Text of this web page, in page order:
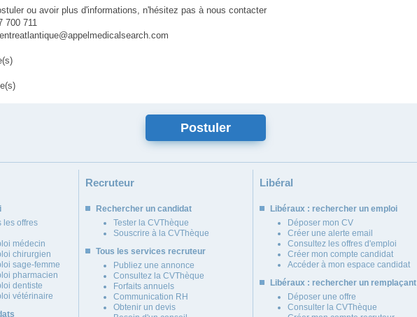
ou avoir plus d'informations, n'hésitez pas à nous contacter
700 711
les offres
médecin
chirurgien
sage-femme
pharmacien
dentiste
vétérinaire
Recruteur
Rechercher un candidat
Tester la CVThèque
Souscrire à la CVThèque
Tous les services recruteur
Publiez une annonce
Consultez la CVThèque
Forfaits annuels
Communication RH
Obtenir un devis
Libéral
Libéraux : rechercher un emploi
Déposer mon CV
Créer une alerte email
Consultez les offres d'emploi
Créer mon compte candidat
Accéder à mon espace candidat
Libéraux : rechercher un remplaçant
Déposer une offre
Consulter la CVThèque